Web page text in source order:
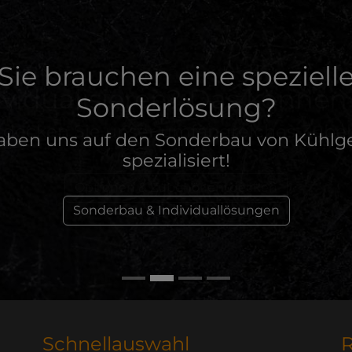
Sie brauchen eine
Sonderlösung?
uns auf den Sonderbau von
spezialisiert!
Sonderbau & Individuallösungen
Schnellauswahl